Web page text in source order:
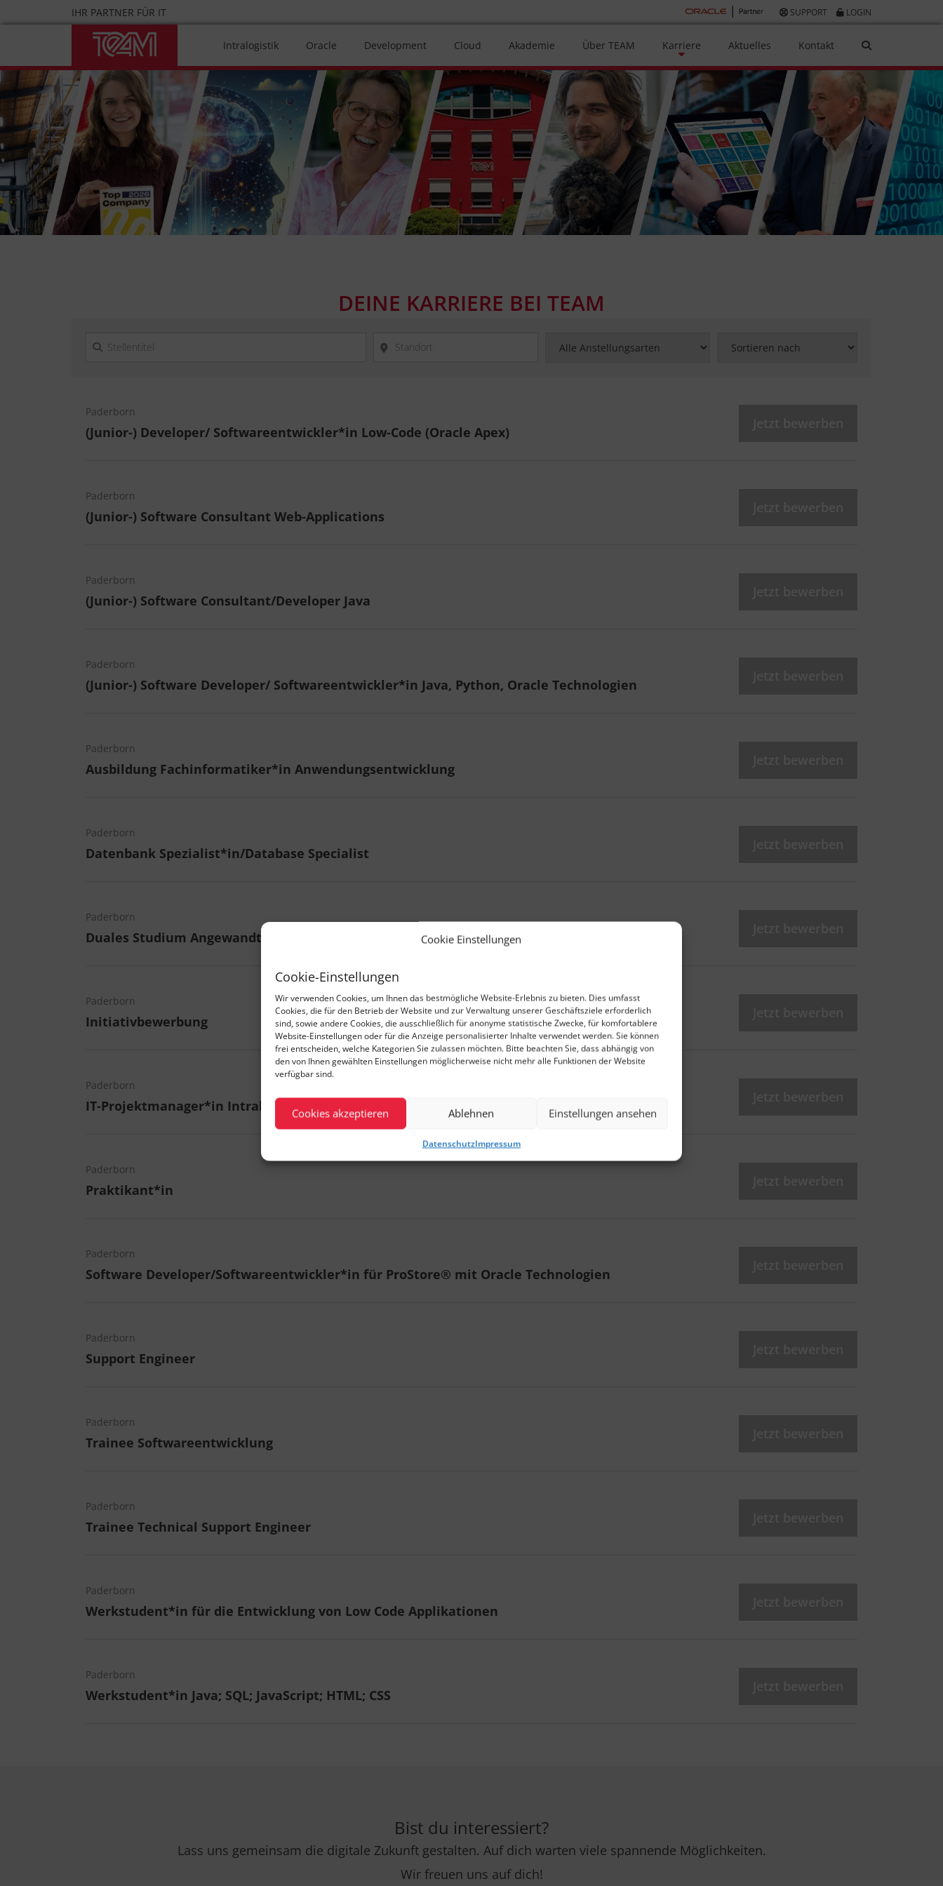
Cookie Einstellungen
Cookie-Einstellungen
Wir verwenden Cookies, um Ihnen das bestmögliche Website-Erlebnis zu bieten. Dies umfasst
Cookies, die für den Betrieb der Website und zur Verwaltung unserer Geschäftsziele erforderlich
sind, sowie andere Cookies, die ausschließlich für anonyme statistische Zwecke, für komfortablere
Website-Einstellungen oder für die Anzeige personalisierter Inhalte verwendet werden. Sie können
frei entscheiden, welche Kategorien Sie zulassen möchten. Bitte beachten Sie, dass abhängig von
den von Ihnen gewählten Einstellungen möglicherweise nicht mehr alle Funktionen der Website
verfügbar sind.
Cookies akzeptieren Ablehnen Einstellungen ansehen
DatenschutzImpressum
IHR PARTNER FÜR IT SUPPORT LOGIN
Intralogistik Oracle Development Cloud Akademie Über TEAM Karriere Aktuelles Kontakt
DEINE KARRIERE BEI TEAM
Paderborn
(Junior-) Developer/ Softwareentwickler*in Low-Code (Oracle Apex)
Paderborn
(Junior-) Software Consultant Web-Applications
Paderborn
(Junior-) Software Consultant/Developer Java
Paderborn
(Junior-) Software Developer/ Softwareentwickler*in Java, Python, Oracle Technologien
Paderborn
Ausbildung Fachinformatiker*in Anwendungsentwicklung
Paderborn
Datenbank Spezialist*in/Database Specialist
Paderborn
Duales Studium Angewandte Informatik/Wirtschaftsinformatik
Paderborn
Initiativbewerbung
Paderborn
IT-Projektmanager*in Intralogistiksoftware
Paderborn
Praktikant*in
Paderborn
Software Developer/Softwareentwickler*in für ProStore® mit Oracle Technologien
Paderborn
Support Engineer
Paderborn
Trainee Softwareentwicklung
Paderborn
Trainee Technical Support Engineer
Paderborn
Werkstudent*in für die Entwicklung von Low Code Applikationen
Paderborn
Werkstudent*in Java; SQL; JavaScript; HTML; CSS
Bist du interessiert?
Lass uns gemeinsam die digitale Zukunft gestalten. Auf dich warten viele spannende Möglichkeiten.
Wir freuen uns auf dich!